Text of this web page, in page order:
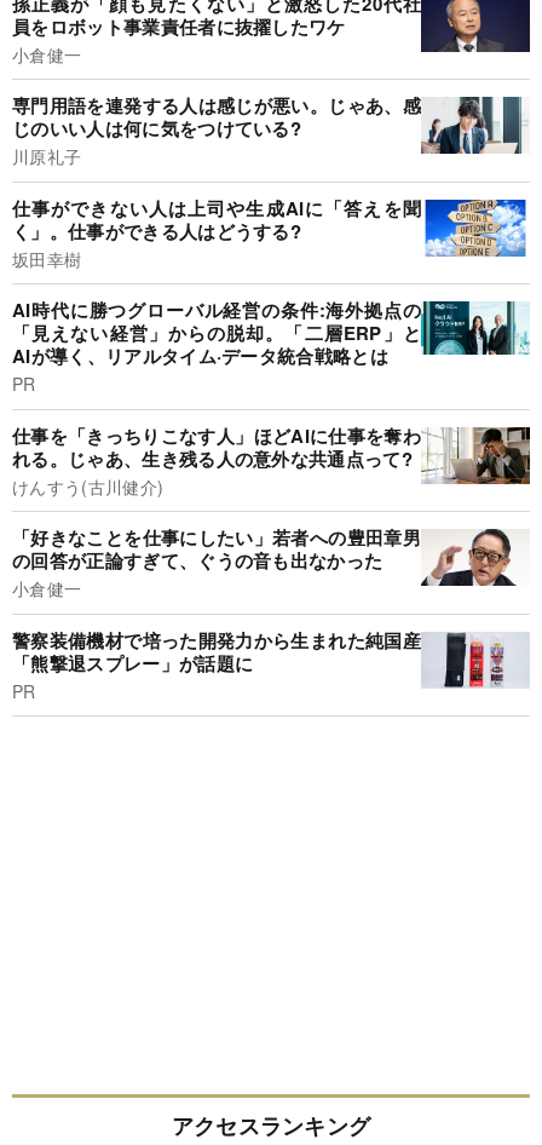
員をロボット事業責任者に抜擢したワケ
小倉健一
専門用語を連発する人は感じが悪い。じゃあ、感
じのいい人は何に気をつけている?
川原礼子
仕事ができない人は上司や生成AIに「答えを聞
く」。仕事ができる人はどうする?
坂田幸樹
AI時代に勝つグローバル経営の条件:海外拠点の
「見えない経営」からの脱却。「二層ERP」と
AIが導く、リアルタイム·データ統合戦略とは
PR
仕事を「きっちりこなす人」ほどAIに仕事を奪わ
れる。じゃあ、生き残る人の意外な共通点って?
けんすう(古川健介)
「好きなことを仕事にしたい」若者への豊田章男
の回答が正論すぎて、ぐうの音も出なかった
小倉健一
警察装備機材で培った開発力から生まれた純国産
「熊撃退スプレー」が話題に
PR
アクセスランキング